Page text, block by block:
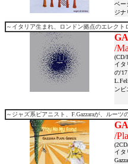
ベー
ジナ
～イタリア生まれ、ロンドン拠点のエレク
/
(CD/
イタ
の
ンビ
～ジャズ系ピアニスト、F.Gazzaraが、ルー
/
イタ